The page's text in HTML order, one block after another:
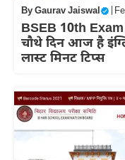
ByGaurav Jaiswal
BSEB 10th Exam
चौथे दिन आज है
लास्ट मिनट टिप्स